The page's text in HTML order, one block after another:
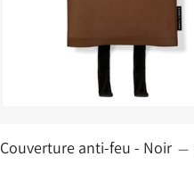
Couverture anti-feu - Noir —